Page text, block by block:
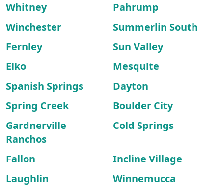
Whitney
Pahrump
Winchester
Summerlin South
Fernley
Sun Valley
Elko
Mesquite
Spanish Springs
Dayton
Spring Creek
Boulder City
Gardnerville
Ranchos
Cold Springs
Fallon
Incline Village
Laughlin
Winnemucca